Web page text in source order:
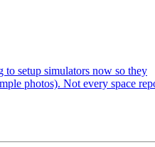
to setup simulators now so they
photos). Not every space